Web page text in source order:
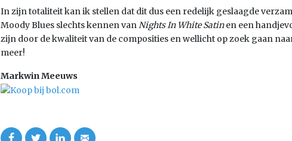
In zijn totaliteit kan ik stellen dat dit dus een redelijk geslaagde
Moody Blues slechts kennen vanNights In White Satinen een
zijn door de kwaliteit van de composities en wellicht op zoek gaan
meer!
Markwin Meeuws